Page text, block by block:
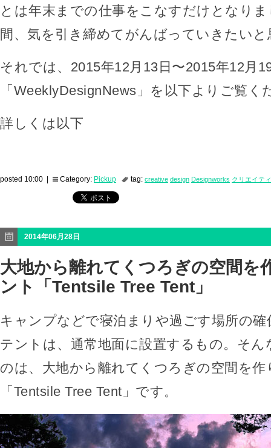
とは年末までの仕事をこなすだけとなり
間、気を引き締めてがんばっていきたい
それでは、2015年12月13日〜2015年12月
「WeeklyDesignNews」を以下よりご覧く
詳しくは以下
posted 10:00 | Category: Pickup tag: creative design Designworks クリエイテ
2014年06月28日
大地から離れてくつろぎの空間を
ント「Tentsile Tree Tent」
キャンプなどで寝泊まりや過ごす場所の
テントは、通常地面に設置するもの。そん
のは、大地から離れてくつろぎの空間を
「Tentsile Tree Tent」です。